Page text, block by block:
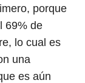
porque
69% de
lo cual es
una
es aún